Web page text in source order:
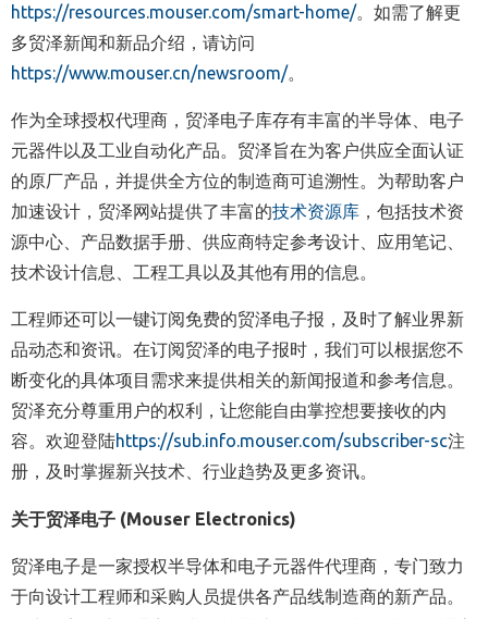
https://resources.mouser.com/smart-home/。如需了解更
多贸泽新闻和新品介绍，请访问
https://www.mouser.cn/newsroom/。
作为全球授权代理商，贸泽电子库存有丰富的半导体、电子
元器件以及工业自动化产品。贸泽旨在为客户供应全面认证
的原厂产品，并提供全方位的制造商可追溯性。为帮助客户
加速设计，贸泽网站提供了丰富的技术资源库 ，包括技术资
源中心、产品数据手册、供应商特定参考设计、应用笔记、
技术设计信息、工程工具以及其他有用的信息。
工程师还可以一键订阅免费的贸泽电子报，及时了解业界新
品动态和资讯。在订阅贸泽的电子报时，我们可以根据您不
断变化的具体项目需求来提供相关的新闻报道和参考信息。
贸泽充分尊重用户的权利，让您能自由掌控想要接收的内
容。欢迎登陆https://sub.info.mouser.com/subscriber-sc注
册，及时掌握新兴技术、行业趋势及更多资讯。
关于贸泽电子 (Mouser Electronics)
贸泽电子是一家授权半导体和电子元器件代理商，专门致力
于向设计工程师和采购人员提供各产品线制造商的新产品。